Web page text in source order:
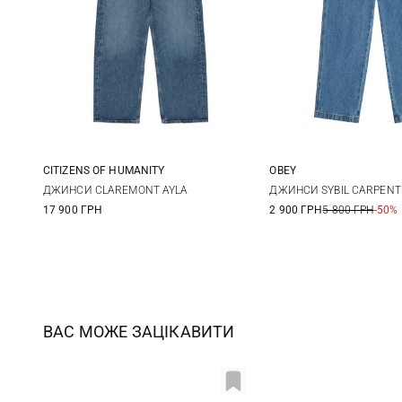
24 25 26
CITIZENS OF HUMANITY
ДЖИНСИ CLAREMONT AYLA
17 900 ГРН
25 26
OBEY
ДЖИНСИ SYBIL
2 900 ГРН5 800 ГРН-50%
ВАС МОЖЕ ЗАЦІКАВИТИ